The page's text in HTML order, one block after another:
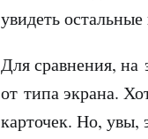
увидеть
Для сравнения, на
от типа экрана.
карточек. Но, увы,